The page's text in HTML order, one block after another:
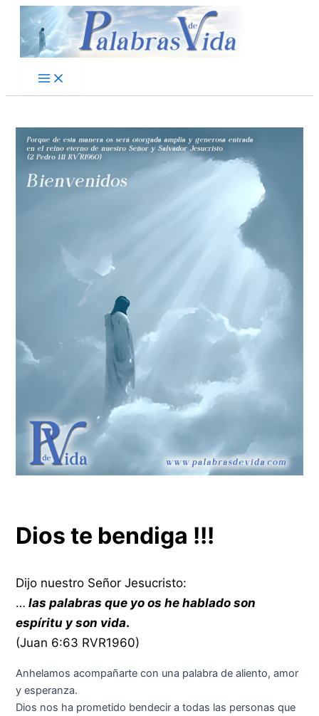
contenido
Dios te bendiga !!!
Dijo nuestro Señor Jesucristo:
… las palabras que yo os he hablado son
espíritu y son vida.
(Juan 6:63 RVR1960)
Anhelamos acompañarte con una palabra de aliento, amor
y esperanza.
Dios nos ha prometido bendecir a todas las personas que